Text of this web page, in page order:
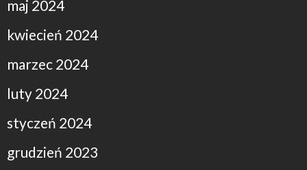
maj 2024
kwiecień 2024
marzec 2024
luty 2024
styczeń 2024
grudzień 2023